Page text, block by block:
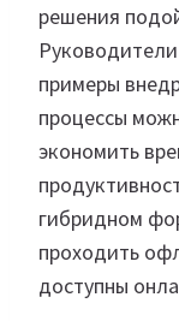
решения
примеры
процессы
экономить
гибридном
проходить
доступны